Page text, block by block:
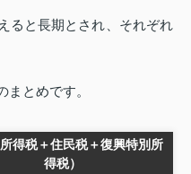
ると長期とされ、それぞれ
とめです。
得税＋住民税＋復興特別所
得税）